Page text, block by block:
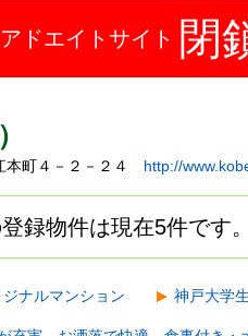
アドエイトサイト 閉
本町４－２－２４ http://
録物件は現在5件です。
ナルマンション 神戸大学